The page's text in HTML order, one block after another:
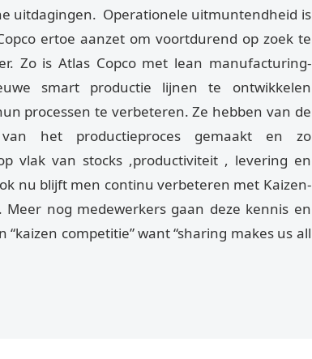
uitdagingen. Operationele uitmuntendheid is
ertoe aanzet om voortdurend op zoek te
Zo is Atlas Copco met lean manufacturing-
smart productie lijnen te ontwikkelen
processen te verbeteren. Ze hebben van de
het productieproces gemaakt en zo
vlak van stocks ,productiviteit , levering en
nu blijft men continu verbeteren met Kaizen-
nog medewerkers gaan deze kennis en
competitie” want “sharing makes us all